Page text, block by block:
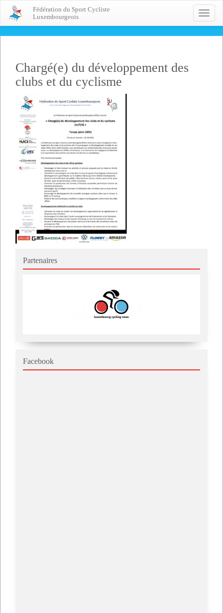
Toggle
Fédération du Sport Cycliste
Luxembourgeois
Chargé(e) du développement des
clubs et du cyclisme
Partenaires
Facebook